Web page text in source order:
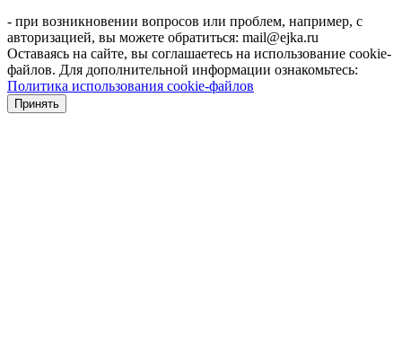
- при возникновении вопросов или проблем, например, с
авторизацией, вы можете обратиться: mail@ejka.ru
Оставаясь на сайте, вы соглашаетесь на использование cookie-
файлов. Для дополнительной информации ознакомьтесь:
Политика использования cookie-файлов
Принять